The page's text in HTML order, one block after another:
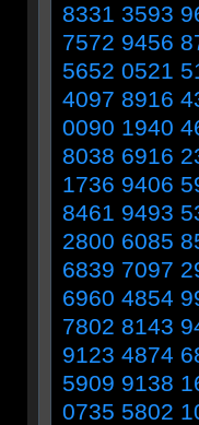
8331 3593
7572 9456
5652 0521
4097 8916
0090 1940
8038 6916
1736 9406
8461 9493
2800 6085
6839 7097
6960 4854
7802 8143
9123 4874
5909 9138
0735 5802